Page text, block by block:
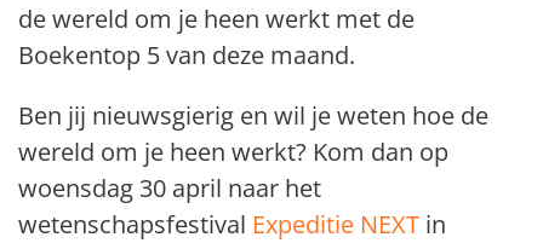
de wereld om je heen werkt met de
Boekentop 5 van deze maand.
Ben jij nieuwsgierig en wil je weten hoe de
wereld om je heen werkt? Kom dan op
woensdag 30 april naar het
wetenschapsfestival Expeditie NEXT in